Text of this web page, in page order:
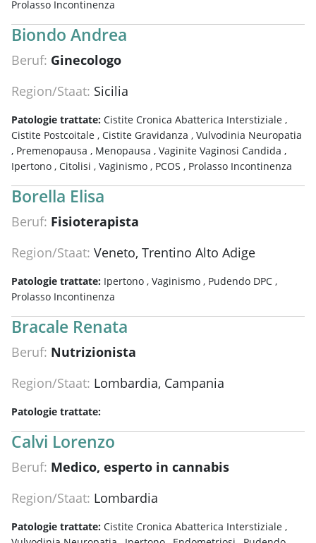
Prolasso Incontinenza
Biondo Andrea
Beruf: Ginecologo
Region/Staat: Sicilia
Patologie trattate: Cistite Cronica Abatterica Interstiziale ,
Cistite Postcoitale , Cistite Gravidanza , Vulvodinia Neuropatia
, Premenopausa , Menopausa , Vaginite Vaginosi Candida ,
Ipertono , Citolisi , Vaginismo , PCOS , Prolasso Incontinenza
Borella Elisa
Beruf: Fisioterapista
Region/Staat: Veneto, Trentino Alto Adige
Patologie trattate: Ipertono , Vaginismo , Pudendo DPC ,
Prolasso Incontinenza
Bracale Renata
Beruf: Nutrizionista
Region/Staat: Lombardia, Campania
Patologie trattate:
Calvi Lorenzo
Beruf: Medico, esperto in cannabis
Region/Staat: Lombardia
Patologie trattate: Cistite Cronica Abatterica Interstiziale ,